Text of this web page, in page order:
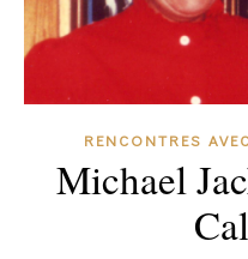
RENCONTRES
Michael